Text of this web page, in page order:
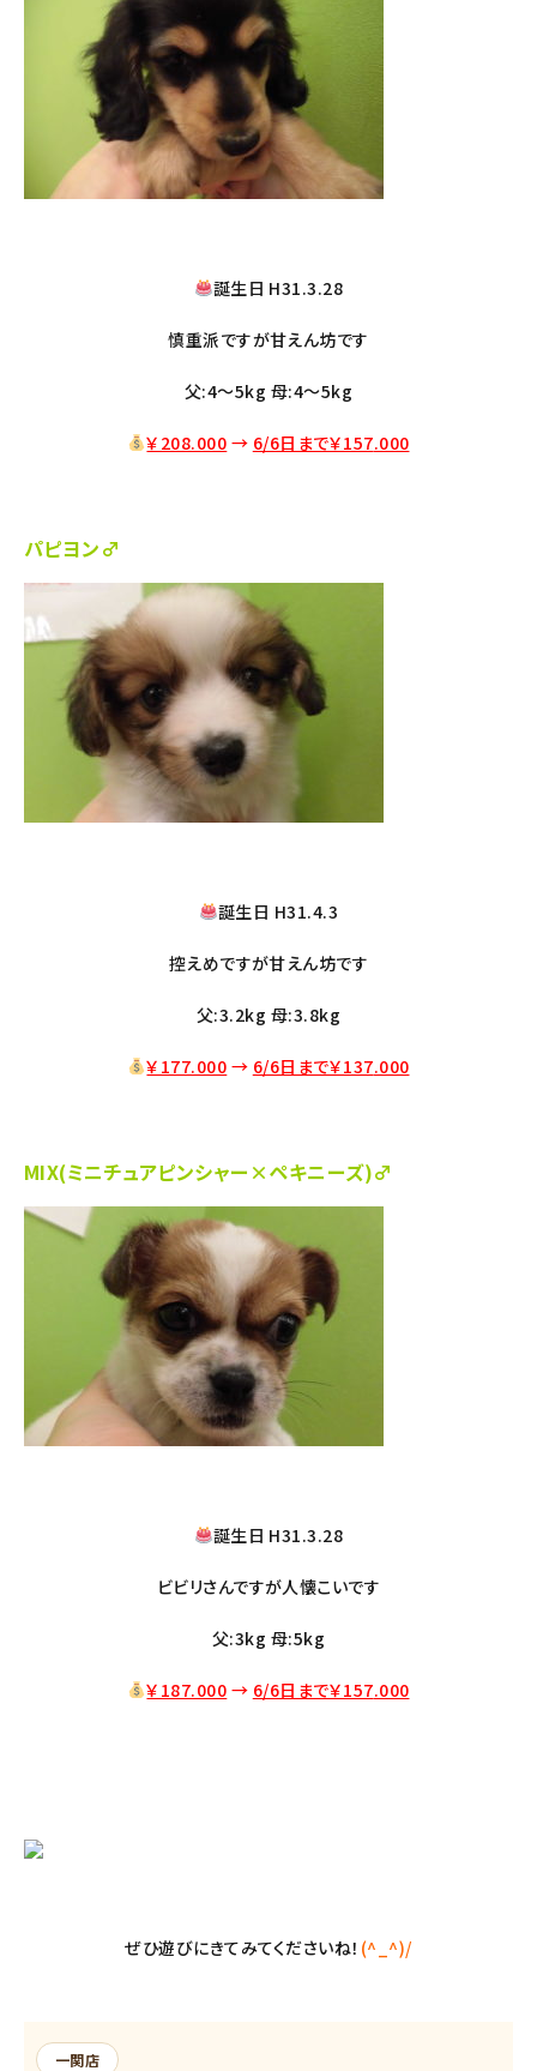
誕生日 H31.3.28
慎重派ですが甘えん坊です
父:4〜5kg 母:4〜5kg
￥208.000 → 6/6日まで￥157.000
パピヨン♂
誕生日 H31.4.3
控えめですが甘えん坊です
父:3.2kg 母:3.8kg
￥177.000 → 6/6日まで￥137.000
MIX(ミニチュアピンシャー×ペキニーズ)♂
誕生日 H31.3.28
ビビリさんですが人懐こいです
父:3kg 母:5kg
￥187.000 → 6/6日まで￥157.000
ぜひ遊びにきてみてくださいね！ (^_^)/
一関店